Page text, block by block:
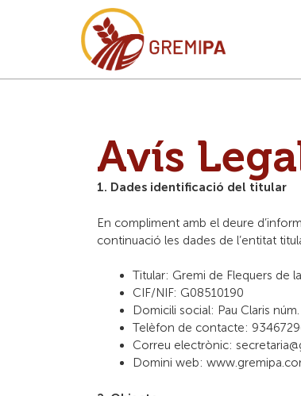
Avís
1. Dades identificació del titular
En compliment amb el deure
continuació les dades de l’entitat
Titular: Gremi de Flequers de
CIF/NIF: G08510190
Domicili social: Pau Claris
Telèfon de contacte:
Correu electrònic:
Domini web: